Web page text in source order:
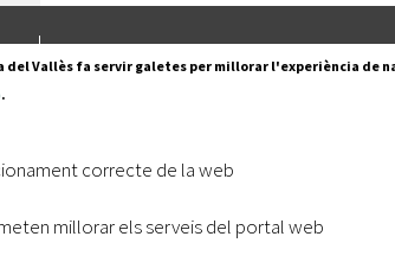
Pl. Francesc Layret, s/n
del Vallès fa servir galetes per millorar l'experiència de
.
correcte de la web
millorar els serveis del portal web